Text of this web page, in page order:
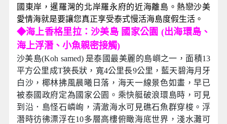
國東岸，暹羅灣的北岸羅永府的近海離島。熱戀沙美
愛情海就是要讓您真正享受泰式慢活海島度假生活。
◆海上香格里拉：沙美島 國家公園 (出海環島、
海上浮潛、小魚親密接觸)
沙美島(Koh samed) 是泰國最美麗的島嶼之一，面積13
平方公里成T狹長狀，寬4公里長9公里，藍天碧海月牙
白沙，椰林拂風晨曦日落，海天一線景色如畫，早已
被泰國政府定為國家公園。乘快艇破浪環島時，可見
到沿．島怪石嶙峋，清澈海水可見礁石魚群穿梭。浮
潛時彷彿漂浮在10多層高樓俯瞰海底世界，淺水灘可